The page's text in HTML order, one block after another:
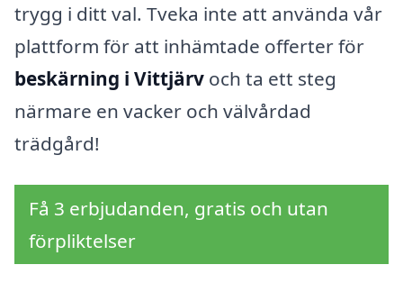
trygg i ditt val. Tveka inte att använda vår
plattform för att inhämtade offerter för
beskärning i Vittjärv och ta ett steg
närmare en vacker och välvårdad
trädgård!
Få 3 erbjudanden, gratis och utan
förpliktelser